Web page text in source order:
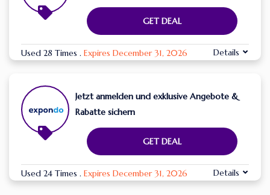
GET DEAL
Used 28 Times . Expires December 31, 2026 Details
Jetzt anmelden und exklusive Angebote &
Rabatte sichern
GET DEAL
Used 24 Times . Expires December 31, 2026 Details